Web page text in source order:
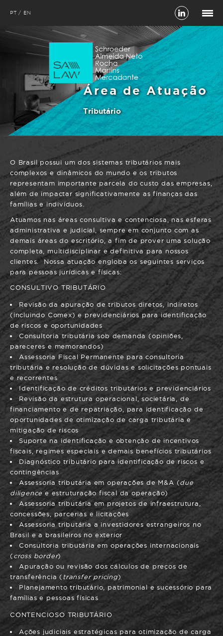
PT EN
Área de Atuação
Tributário
O Brasil possui um dos sistemas tributários mais
complexos e dinâmicos do mundo e os tributos
representam importante parcela do custo das empresas,
além de impactar significativamente as finanças das
famílias e indivíduos.
Atuamos nas áreas consultiva e contenciosa, nas esferas
administrativa e judicial, sempre em conjunto com as
demais áreas do escritório, a fim de prover uma solução
completa, multidisciplinar e definitiva para nossos
clientes. Nossa atuação engloba os seguintes serviços
para pessoas jurídicas e físicas:
CONSULTIVO TRIBUTÁRIO
Revisão da apuração de tributos diretos, indiretos
(incluindo Comex) e previdenciários para identificação
de riscos e oportunidades
Consultoria tributária sob demanda (opiniões,
pareceres e memorandos)
Assessoria Fiscal Permanente para consultoria
tributária e resolução de dúvidas e solicitações pontuais
e recorrentes
Identificação de créditos tributários e previdenciários
Revisão da estrutura operacional, societária, de
financiamento e de repatriação, para identificação de
oportunidades de otimização de carga tributária e
mitigação de riscos
Suporte na identificação e obtenção de incentivos
fiscais, regimes especiais e demais benefícios tributários
Diagnóstico tributário para identificação de riscos e
contingências
Assessoria tributária em operações de M&A (due
diligence e estruturação fiscal da operação)
Assessoria tributária em projetos de infraestrutura,
concessões, parcerias e licitações
Assessoria tributária a investidores estrangeiros no
Brasil e a brasileiros no exterior
Consultoria tributária em operações internacionais
(cross border)
Apuração ou revisão dos cálculos de preços de
transferência ( transfer pricing)
Planejamento tributário, patrimonial e sucessório para
famílias e pessoas físicas
CONTENCIOSO TRIBUTÁRIO
Ações judiciais estratégicas para otimização de carga